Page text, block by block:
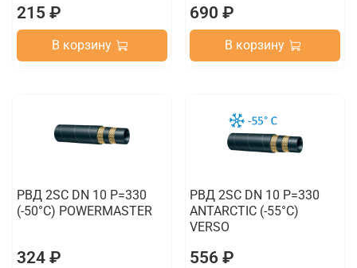
215 ₽
В корзину
690 ₽
В корзину
РВД 2SC DN 10 P=330
(-50°C) POWERMASTER
324 ₽
РВД 2SC DN 10 P=330
ANTARCTIC (-55°C)
VERSO
556 ₽